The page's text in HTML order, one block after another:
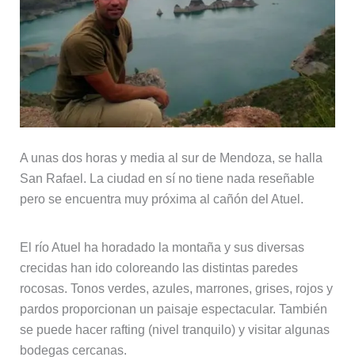
A unas dos horas y media al sur de Mendoza, se halla
San Rafael. La ciudad en sí no tiene nada reseñable
pero se encuentra muy próxima al cañón del Atuel.
El río Atuel ha horadado la montaña y sus diversas
crecidas han ido coloreando las distintas paredes
rocosas. Tonos verdes, azules, marrones, grises, rojos y
pardos proporcionan un paisaje espectacular. También
se puede hacer rafting (nivel tranquilo) y visitar algunas
bodegas cercanas.